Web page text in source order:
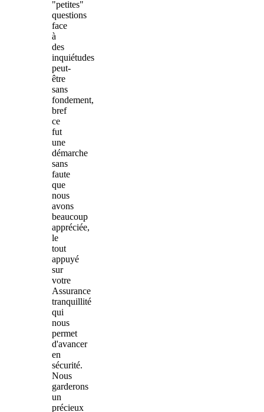
"petites"
questions
face
à
des
inquiétudes
peut-
être
sans
fondement,
bref
ce
fut
une
démarche
sans
faute
que
nous
avons
beaucoup
appréciée,
le
tout
appuyé
sur
votre
Assurance
tranquillité
qui
nous
permet
d'avancer
en
sécurité.
Nous
garderons
un
précieux